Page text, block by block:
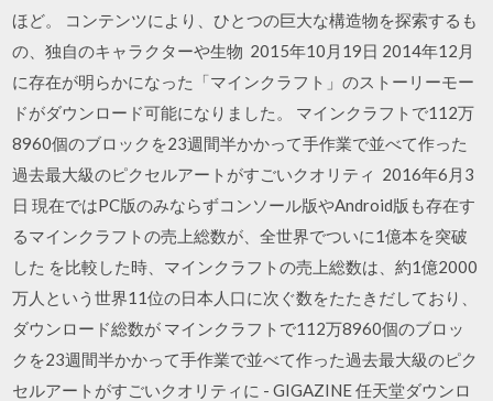
ほど。 コンテンツにより、ひとつの巨大な構造物を探索するも
の、独自のキャラクターや生物 2015年10月19日 2014年12月
に存在が明らかになった「マインクラフト」のストーリーモー
ドがダウンロード可能になりました。 マインクラフトで112万
8960個のブロックを23週間半かかって手作業で並べて作った
過去最大級のピクセルアートがすごいクオリティ 2016年6月3
日 現在ではPC版のみならずコンソール版やAndroid版も存在す
るマインクラフトの売上総数が、全世界でついに1億本を突破
した を比較した時、マインクラフトの売上総数は、約1億2000
万人という世界11位の日本人口に次ぐ数をたたきだしており、
ダウンロード総数が マインクラフトで112万8960個のブロッ
クを23週間半かかって手作業で並べて作った過去最大級のピク
セルアートがすごいクオリティに - GIGAZINE 任天堂ダウンロ